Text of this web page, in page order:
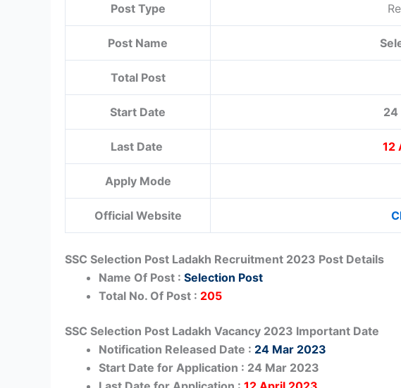
Post Type
Post Name
Total Post
Start Date 24
Last Date 12
Apply Mode
Official Website
SSC Selection Post Ladakh Recruitment 2023 Post Details
Name Of Post : Selection Post
Total No. Of Post : 205
SSC Selection Post Ladakh Vacancy 2023 Important Date
Notification Released Date : 24 Mar 2023
Start Date for Application : 24 Mar 2023